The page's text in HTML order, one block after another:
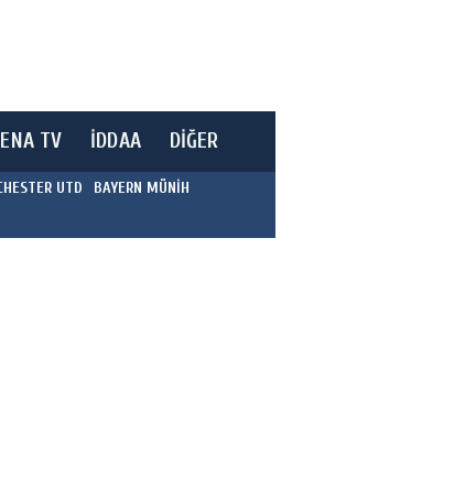
TV İDDAA DİĞER
UTD
BAYERN MÜNİH